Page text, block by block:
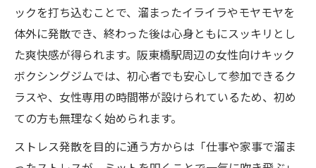
ックを打ち込むことで、溜まったイライラやモヤモヤを
体外に発散でき、終わった後は心身ともにスッキリとし
た爽快感が得られます。阪東橋駅周辺の女性向けキック
ボクシングジムでは、初心者でも安心して参加できるク
ラスや、女性専用の時間帯が設けられているため、初め
ての方も無理なく始められます。
ストレス発散を目的に通う方からは「仕事や家事で溜ま